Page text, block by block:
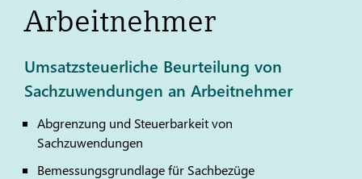
Arbeitnehmer
Umsatzsteuerliche Beurteilung von
Sachzuwendungen an Arbeitnehmer
Abgrenzung und Steuerbarkeit von
Sachzuwendungen
Bemessungsgrundlage für Sachbezüge